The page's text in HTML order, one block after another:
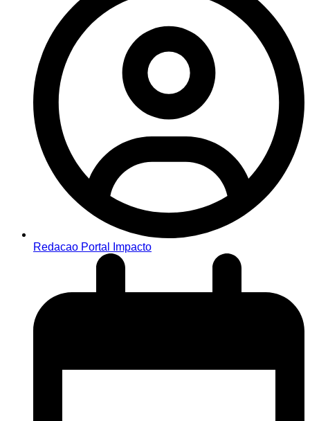
Redacao Portal Impacto